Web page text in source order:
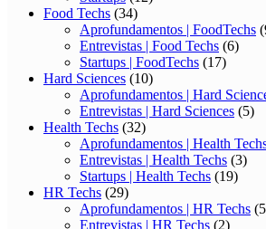
Food Techs (34)
Aprofundamentos | FoodTechs
Entrevistas | Food Techs (6)
Startups | FoodTechs (17)
Hard Sciences (10)
Aprofundamentos | Hard
Entrevistas | Hard Sciences (5)
Health Techs (32)
Aprofundamentos | Health
Entrevistas | Health Techs (3)
Startups | Health Techs (19)
HR Techs (29)
Aprofundamentos | HR Techs
Entrevistas | HR Techs (2)